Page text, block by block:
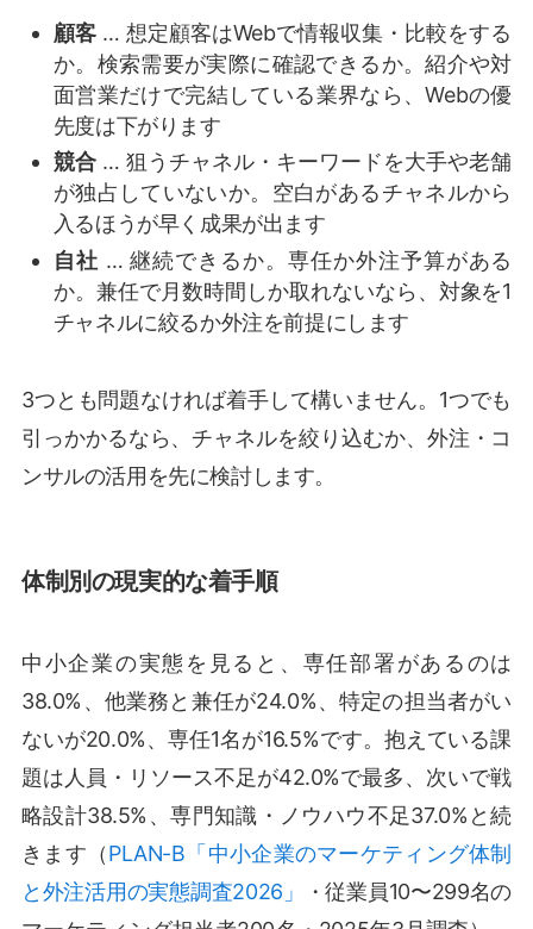
顧客… 想定顧客はWebで情報収集・比較をする
か。検索需要が実際に確認できるか。紹介や対
面営業だけで完結している業界なら、Webの優
先度は下がります
競合… 狙うチャネル・キーワードを大手や老舗
が独占していないか。空白があるチャネルから
入るほうが早く成果が出ます
自社 … 継続できるか。専任か外注予算がある
か。兼任で月数時間しか取れないなら、対象を1
チャネルに絞るか外注を前提にします
3つとも問題なければ着手して構いません。1つでも
引っかかるなら、チャネルを絞り込むか、外注・コ
ンサルの活用を先に検討します。
体制別の現実的な着手順
中小企業の実態を見ると、専任部署があるのは
38.0%、他業務と兼任が24.0%、特定の担当者がい
ないが20.0%、専任1名が16.5%です。抱えている課
題は人員・リソース不足が42.0%で最多、次いで戦
略設計38.5%、専門知識・ノウハウ不足37.0%と続
きます（PLAN-B「中小企業のマーケティング体制
と外注活用の実態調査2026」
・従業員10〜299名の